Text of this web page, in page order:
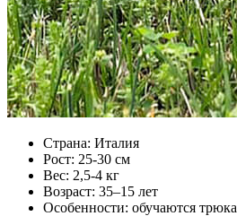
Страна: Италия
Рост: 25-30 см
Вес: 2,5-4 кг
Возраст: 35–15 лет
Особенности: обучаются